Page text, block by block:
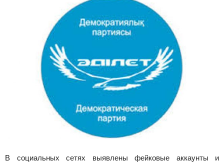
В социальных сетях выявлены фейковые аккаунты и